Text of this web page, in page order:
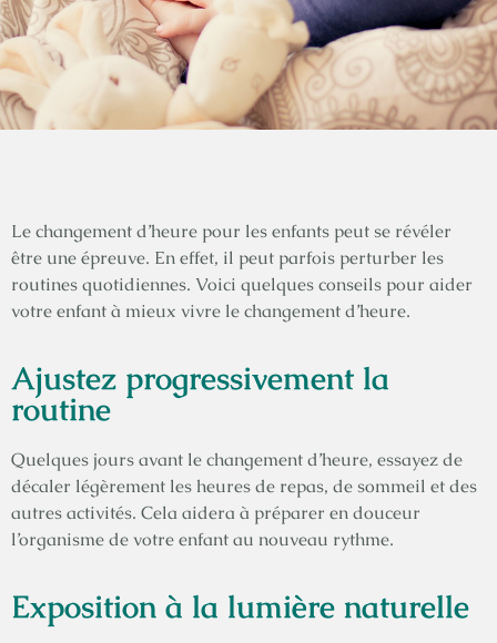
Le changement d’heure pour les enfants peut se révéler
être une épreuve. En effet, il peut parfois perturber les
routines quotidiennes. Voici quelques conseils pour aider
votre enfant à mieux vivre le changement d’heure.
Ajustez progressivement la
routine
Quelques jours avant le changement d’heure, essayez de
décaler légèrement les heures de repas, de sommeil et des
autres activités. Cela aidera à préparer en douceur
l’organisme de votre enfant au nouveau rythme.
Exposition à la lumière naturelle